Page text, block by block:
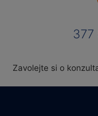
377
Zavolejte si o